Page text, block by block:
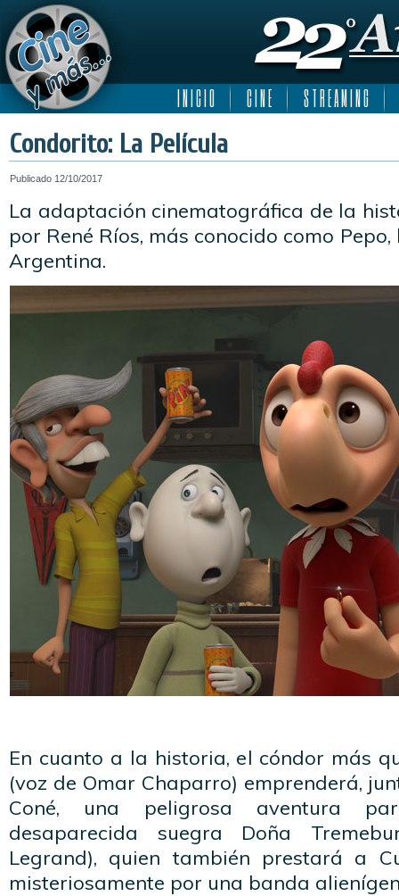
I N I C I O C I N E S T R E A M I N G
Condorito: La Película
Publicado 12/10/2017
La adaptación cinematográfica de la
por René Ríos, más conocido como
Argentina.
En cuanto a la historia, el cóndor más
(voz de Omar Chaparro) emprenderá,
Coné, una peligrosa aventura
desaparecida suegra Doña
Legrand), quien también prestará a
misteriosamente por una banda